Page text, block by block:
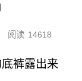
阅读 14618
裤露出来